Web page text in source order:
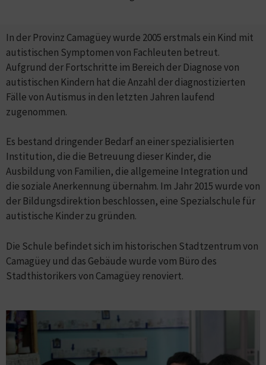
In der Provinz Camagüey wurde 2005 erstmals ein Kind mit
autistischen Symptomen von Fachleuten betreut.
Aufgrund der Fortschritte im Bereich der Diagnose von
autistischen Kindern hat die Anzahl der diagnostizierten
Fälle von Autismus in den letzten Jahren laufend
zugenommen.
Es bestand dringender Bedarf an einer spezialisierten
Institution, die die Betreuung dieser Kinder, die
Ausbildung von Familien, die allgemeine Integration und
die soziale Anerkennung übernahm. Im Jahr 2015 wurde von
der Bildungsdirektion beschlossen, eine Spezialschule für
autistische Kinder zu gründen.
Die Schule befindet sich im historischen Stadtzentrum von
Camagüey und das Gebäude wurde vom Büro des
Stadthistorikers von Camagüey renoviert.